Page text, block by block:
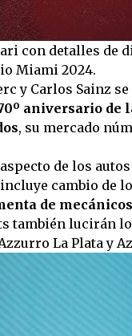
con detalles de
Miami 2024.
y Carlos Sainz
aniversario de
, su mercado
de los
cambio de
de
también lucirán
La Plata y